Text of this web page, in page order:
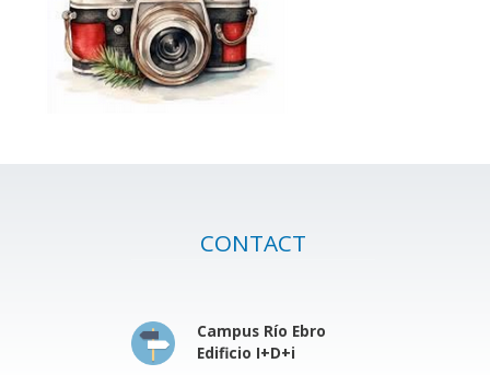
CONTACT
Campus Río Ebro
Edificio I+D+i